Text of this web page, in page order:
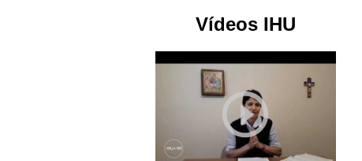
Vídeos IHU
play_circle_outline